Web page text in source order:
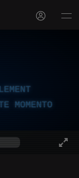
MOMENTO